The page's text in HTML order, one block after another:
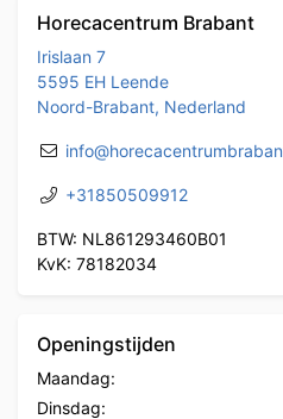
Horecacentrum Brabant
Irislaan 7
5595 EH Leende
Noord-Brabant, Nederland
+31850509912
BTW: NL861293460B01
KvK: 78182034
Openingstijden
Maandag:
Dinsdag: